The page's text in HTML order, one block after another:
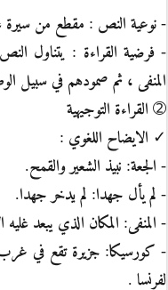
- نوعية النص : مقطع من سيرة
- فرضية القراءة : يتناول
المنفى ، ثم صمودهم في سبيل
➁ القراءة التوجيهية
✓ الايضاح اللغوي :
- الجعة: نبيذ الشعير والقمح.
- لم يأل جهدا: لم يدخر جهدا.
- المنفى: المكان الذي يبعد غليه
- كورسيكا: جزيرة تقع في غرب
لفرنسا .